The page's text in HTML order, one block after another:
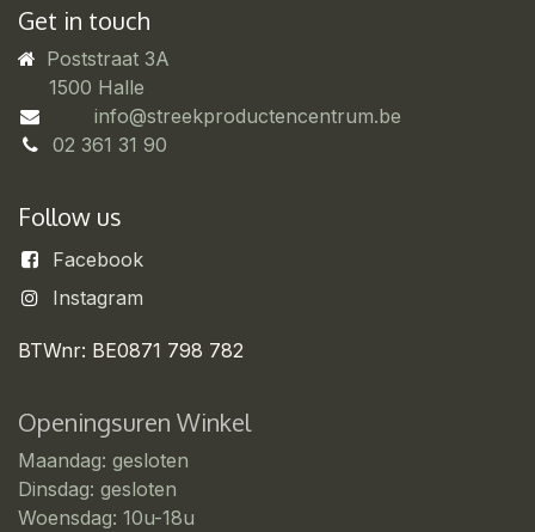
Get in touch
Poststraat 3A
​1500 Halle
info@streekproductencentrum.be
02 361 31 90
Follow us
Facebook
Instagram
BTWnr: BE0871 798 782
Openingsuren Winkel
Maandag: gesloten
Dinsdag: gesloten
Woensdag: 10u-18u